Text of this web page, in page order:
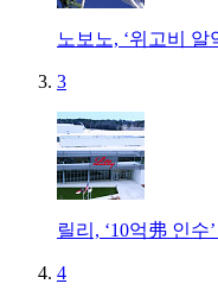
노보노, ‘위고비 알
3
릴리, ‘10억弗 인
4